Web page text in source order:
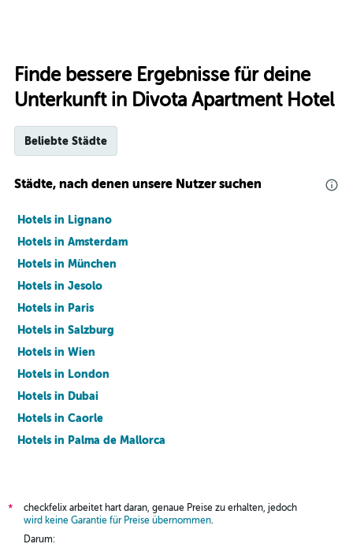
Finde bessere Ergebnisse für deine
Unterkunft in Divota Apartment Hotel
Beliebte Städte
Städte, nach denen unsere Nutzer suchen
Hotels in Lignano
Hotels in Amsterdam
Hotels in München
Hotels in Jesolo
Hotels in Paris
Hotels in Salzburg
Hotels in Wien
Hotels in London
Hotels in Dubai
Hotels in Caorle
Hotels in Palma de Mallorca
*
checkfelix arbeitet hart daran, genaue Preise zu erhalten, jedoch
wird keine Garantie für Preise übernommen.
Darum: